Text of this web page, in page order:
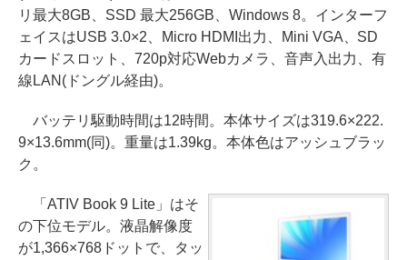
リ最大8GB、SSD 最大256GB、Windows 8。インターフ
ェイスはUSB 3.0×2、Micro HDMI出力、Mini VGA、SD
カードスロット、720p対応Webカメラ、音声入出力、有
線LAN(ドングル経由)。
バッテリ駆動時間は12時間。本体サイズは319.6×222.
9×13.6mm(同)。重量は1.39kg。本体色はアッシュブラッ
ク。
「ATIV Book 9 Lite」はそ
の下位モデル。液晶解像度
が1,366×768ドットで、タッ